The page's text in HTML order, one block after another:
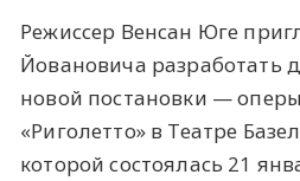
Режиссер Венсан Юге
Йовановича разработать
новой постановки —
«Риголетто» в Театре
которой состоялась 21